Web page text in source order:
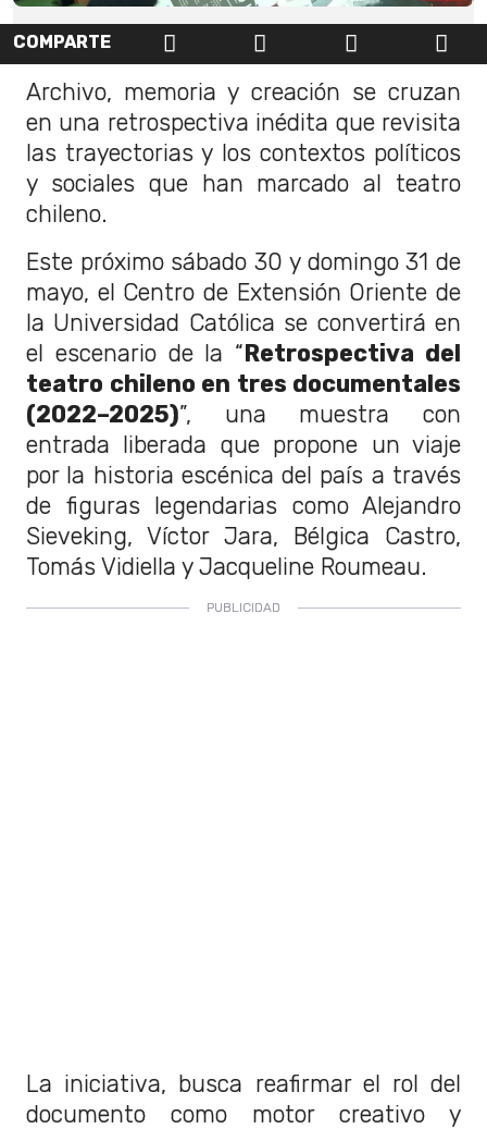
COMPARTE
Archivo, memoria y creación se cruzan
en una retrospectiva inédita que revisita
las trayectorias y los contextos políticos
y sociales que han marcado al teatro
chileno.
Este próximo sábado 30 y domingo 31 de
mayo, el Centro de Extensión Oriente de
la Universidad Católica se convertirá en
el escenario de la “Retrospectiva del
teatro chileno en tres documentales
(2022–2025)”, una muestra con
entrada liberada que propone un viaje
por la historia escénica del país a través
de figuras legendarias como Alejandro
Sieveking, Víctor Jara, Bélgica Castro,
Tomás Vidiella y Jacqueline Roumeau.
La iniciativa, busca reafirmar el rol del
documento como motor creativo y